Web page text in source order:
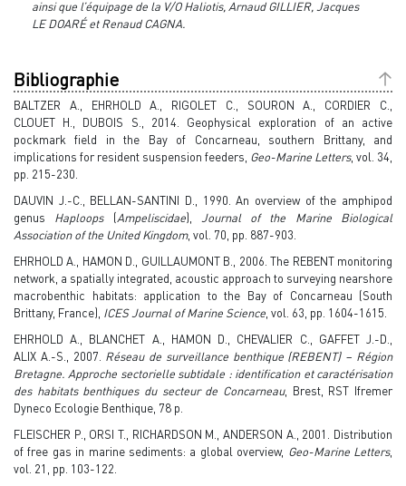
ainsi que l’équipage de la V/O Haliotis, Arnaud GILLIER, Jacques
LE DOARÉ et Renaud CAGNA.
Bibliographie
BALTZER A., EHRHOLD A., RIGOLET C., SOURON A., CORDIER C.,
CLOUET H., DUBOIS S., 2014. Geophysical exploration of an active
pockmark field in the Bay of Concarneau, southern Brittany, and
implications for resident suspension feeders, Geo-Marine Letters, vol. 34,
pp. 215-230.
DAUVIN J.-C., BELLAN-SANTINI D., 1990. An overview of the amphipod
genus Haploops(Ampeliscidae), Journal of the Marine Biological
Association of the United Kingdom, vol. 70, pp. 887-903.
EHRHOLD A., HAMON D., GUILLAUMONT B., 2006. The REBENT monitoring
network, a spatially integrated, acoustic approach to surveying nearshore
macrobenthic habitats: application to the Bay of Concarneau (South
Brittany, France), ICES Journal of Marine Science , vol. 63, pp. 1604-1615.
EHRHOLD A., BLANCHET A., HAMON D., CHEVALIER C., GAFFET J.-D.,
ALIX A.-S., 2007. Réseau de surveillance benthique (REBENT) – Région
Bretagne. Approche sectorielle subtidale : identification et caractérisation
des habitats benthiques du secteur de Concarneau, Brest, RST Ifremer
Dyneco Ecologie Benthique, 78 p.
FLEISCHER P., ORSI T., RICHARDSON M., ANDERSON A., 2001. Distribution
of free gas in marine sediments: a global overview, Geo-Marine Letters,
vol. 21, pp. 103-122.